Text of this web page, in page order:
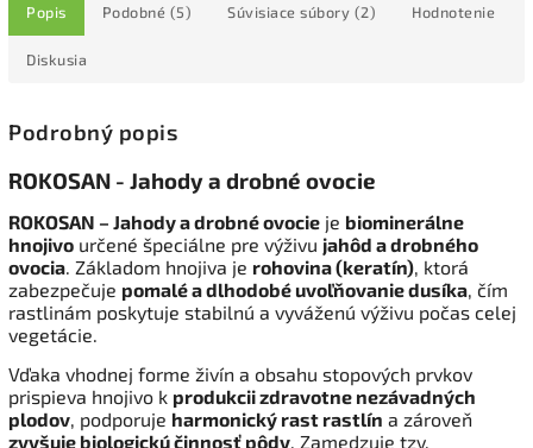
Popis Podobné (5) Súvisiace súbory (2) Hodnotenie
Diskusia
Podrobný popis
ROKOSAN - Jahody a drobné ovocie
ROKOSAN – Jahody a drobné ovocie je biominerálne
hnojivo určené špeciálne pre výživu jahôd a drobného
ovocia. Základom hnojiva je rohovina (keratín), ktorá
zabezpečuje pomalé a dlhodobé uvoľňovanie dusíka, čím
rastlinám poskytuje stabilnú a vyváženú výživu počas celej
vegetácie.
Vďaka vhodnej forme živín a obsahu stopových prvkov
prispieva hnojivo k produkcii zdravotne nezávadných
plodov, podporuje harmonický rast rastlín a zároveň
zvyšuje biologickú činnosť pôdy. Zamedzuje tzv.